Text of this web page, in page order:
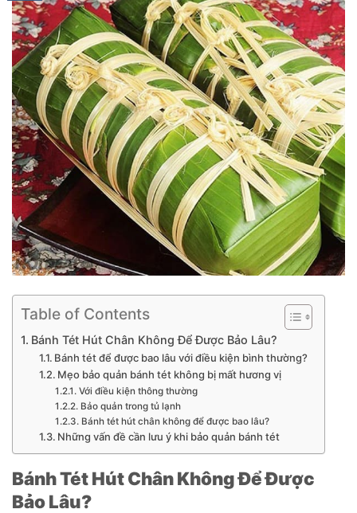
Table of Contents
Bánh Tét Hút Chân Không Để Được Bảo Lâu?
Bánh tét để được bao lâu với điều kiện bình thường?
Mẹo bảo quản bánh tét không bị mất hương vị
Với điều kiện thông thường
Bảo quản trong tủ lạnh
Bánh tét hút chân không để được bao lâu?
Những vấn đề cần lưu ý khi bảo quản bánh tét
Bánh Tét Hút Chân Không Để Được
Bảo Lâu?